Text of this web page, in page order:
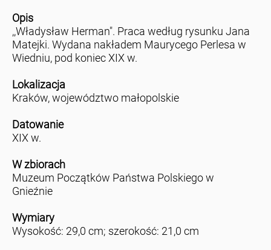
Opis
,,Władysław Herman". Praca według rysunku Jana
Matejki. Wydana nakładem Maurycego Perlesa w
Wiedniu, pod koniec XIX w.
Lokalizacja
Kraków, województwo małopolskie
Datowanie
XIX w.
W zbiorach
Muzeum Początków Państwa Polskiego w
Gnieźnie
Wymiary
Wysokość: 29,0 cm; szerokość: 21,0 cm